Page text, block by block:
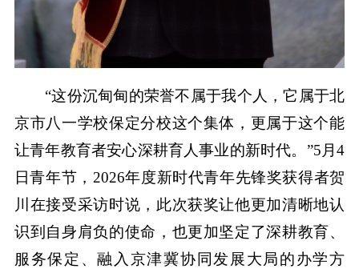
“这份沉甸甸的荣誉不属于我个人，它属于北
京市八一学校保定分校这个集体，更属于这个能
让青年教育者安心深耕育人事业的新时代。”5月4
日青年节，2026年度新时代青年先锋奖获得者贺
川在接受采访时说，此次获奖让他更加清晰地认
识到自身肩负的使命，也更加坚定了深耕教育、
服务保定、融入京津冀协同发展大局的办学方